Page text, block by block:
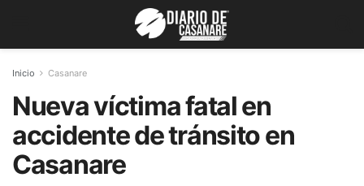
Inicio Casanare
Nueva víctima fatal en
accidente de tránsito en
Casanare